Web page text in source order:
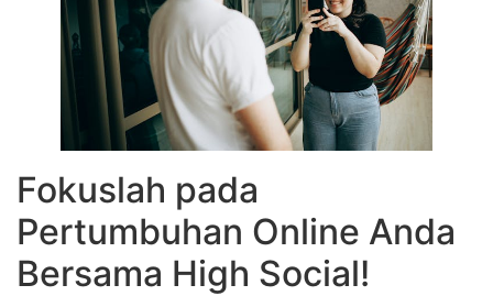
Fokuslah pada
Pertumbuhan Online Anda
Bersama High Social!